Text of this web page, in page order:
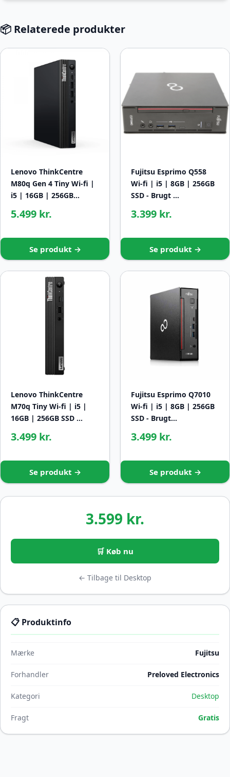
📦 Relaterede produkter
Lenovo ThinkCentre
M80q Gen 4 Tiny Wi-fi |
i5 | 16GB | 256GB…
5.499 kr.
Se produkt →
Fujitsu Esprimo Q558
Wi-fi | i5 | 8GB | 256GB
SSD - Brugt …
3.399 kr.
Se produkt →
Lenovo ThinkCentre
M70q Tiny Wi-fi | i5 |
16GB | 256GB SSD …
3.499 kr.
Se produkt →
Fujitsu Esprimo Q7010
Wi-fi | i5 | 8GB | 256GB
SSD - Brugt…
3.499 kr.
Se produkt →
3.599 kr.
🛒 Køb nu
← Tilbage til Desktop
📋 Produktinfo
Mærke Fujitsu
Forhandler Preloved Electronics
Kategori Desktop
Fragt Gratis